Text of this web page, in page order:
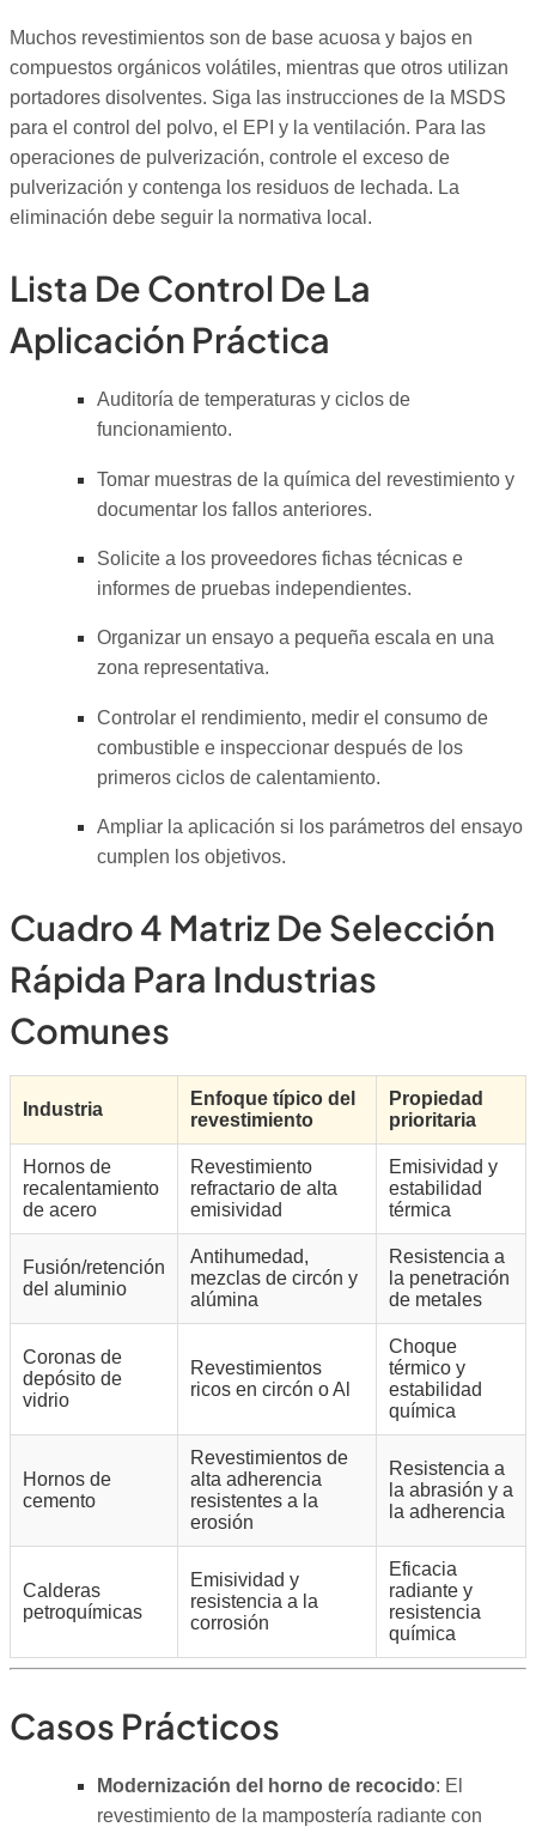
Muchos revestimientos son de base acuosa y bajos en
compuestos orgánicos volátiles, mientras que otros utilizan
portadores disolventes. Siga las instrucciones de la MSDS
para el control del polvo, el EPI y la ventilación. Para las
operaciones de pulverización, controle el exceso de
pulverización y contenga los residuos de lechada. La
eliminación debe seguir la normativa local.
Lista De Control De La
Aplicación Práctica
Auditoría de temperaturas y ciclos de
funcionamiento.
Tomar muestras de la química del revestimiento y
documentar los fallos anteriores.
Solicite a los proveedores fichas técnicas e
informes de pruebas independientes.
Organizar un ensayo a pequeña escala en una
zona representativa.
Controlar el rendimiento, medir el consumo de
combustible e inspeccionar después de los
primeros ciclos de calentamiento.
Ampliar la aplicación si los parámetros del ensayo
cumplen los objetivos.
Cuadro 4 Matriz De Selección
Rápida Para Industrias
Comunes
Industria
Enfoque típico del
revestimiento
Propiedad
prioritaria
Hornos de
recalentamiento
de acero
Revestimiento
refractario de alta
emisividad
Emisividad y
estabilidad
térmica
Fusión/retención
del aluminio
Antihumedad,
mezclas de circón y
alúmina
Resistencia a
la penetración
de metales
Coronas de
depósito de
vidrio
Revestimientos
ricos en circón o Al
Choque
térmico y
estabilidad
química
Hornos de
cemento
Revestimientos de
alta adherencia
resistentes a la
erosión
Resistencia a
la abrasión y a
la adherencia
Calderas
petroquímicas
Emisividad y
resistencia a la
corrosión
Eficacia
radiante y
resistencia
química
Casos Prácticos
Modernización del horno de recocido: El
revestimiento de la mampostería radiante con